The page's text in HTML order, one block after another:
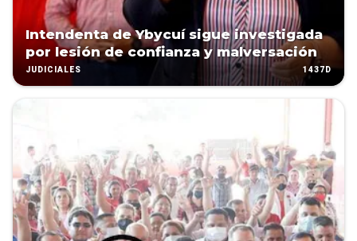
Intendenta de Ybycuí sigue investigada
por lesión de confianza y malversación
JUDICIALES 1437D